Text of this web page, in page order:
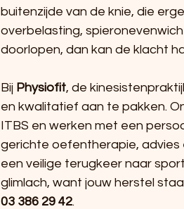
buitenzijde van de knie, die
overbelasting,
doorlopen, dan kan de klacht
Bij Physiofit, de
en kwalitatief aan te pakken.
ITBS en werken met een
gerichte oefentherapie, advies
een veilige terugkeer naar
glimlach, want jouw herstel
03 386 29 42.